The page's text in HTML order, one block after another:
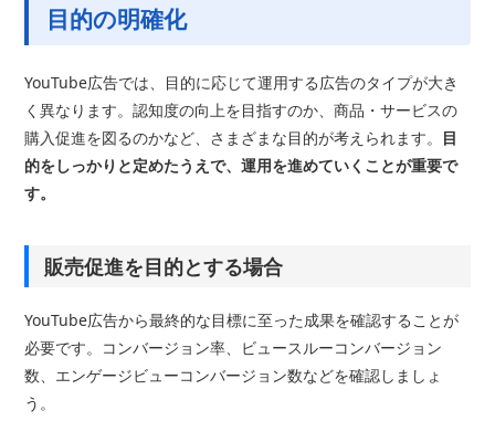
目的の明確化
YouTube広告では、目的に応じて運用する広告のタイプが大き
く異なります。認知度の向上を目指すのか、商品・サービスの
購入促進を図るのかなど、さまざまな目的が考えられます。 目
的をしっかりと定めたうえで、運用を進めていくことが重要で
す。
販売促進を目的とする場合
YouTube広告から最終的な目標に至った成果を確認することが
必要です。コンバージョン率、ビュースルーコンバージョン
数、エンゲージビューコンバージョン数などを確認しましょ
う。